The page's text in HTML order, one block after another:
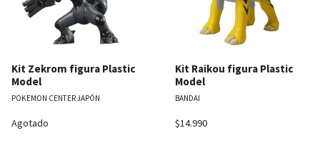
Kit Zekrom figura Plastic
Model
POKEMON CENTER JAPÓN
Agotado
Kit Raikou figura Plastic
Model
BANDAI
$14.990